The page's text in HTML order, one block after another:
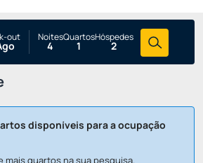
out Noites
4
Quartos
1
Hóspedes
2
disponíveis para a ocupação
mais quartos na sua pesquisa.